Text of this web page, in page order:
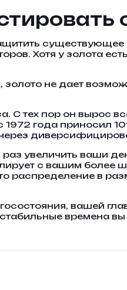
Хотя у золота
не дает
С тех пор он вырос
1972 года приносил
увеличить ваши
с вашим более
распределение в
вашей
времена